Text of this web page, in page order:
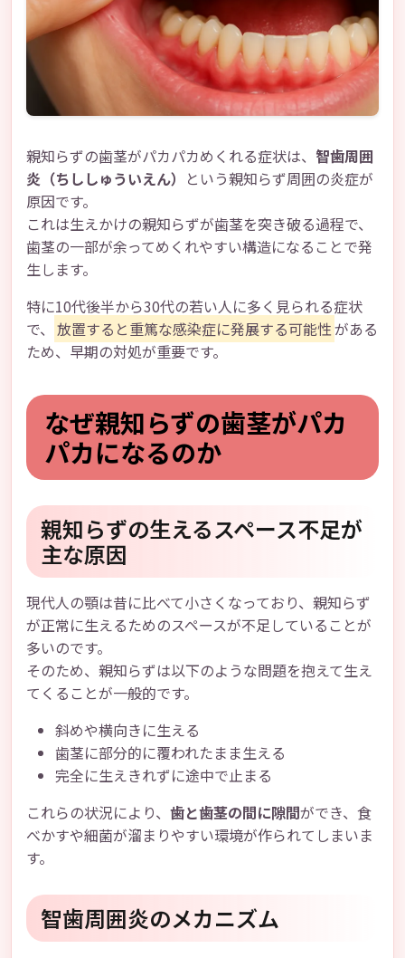
親知らずの歯茎がパカパカめくれる症状は、 智歯周囲
炎（ちししゅういえん） という親知らず周囲の炎症が
原因です。
これは生えかけの親知らずが歯茎を突き破る過程で、
歯茎の一部が余ってめくれやすい構造になることで発
生します。
特に10代後半から30代の若い人に多く見られる症状
で、 放置すると重篤な感染症に発展する可能性がある
ため、早期の対処が重要です。
なぜ親知らずの歯茎がパカ
パカになるのか
親知らずの生えるスペース不足が
主な原因
現代人の顎は昔に比べて小さくなっており、親知らず
が正常に生えるためのスペースが不足していることが
多いのです。
そのため、親知らずは以下のような問題を抱えて生え
てくることが一般的です。
斜めや横向きに生える
歯茎に部分的に覆われたまま生える
完全に生えきれずに途中で止まる
これらの状況により、 歯と歯茎の間に隙間ができ、食
べかすや細菌が溜まりやすい環境が作られてしまいま
す。
智歯周囲炎のメカニズム